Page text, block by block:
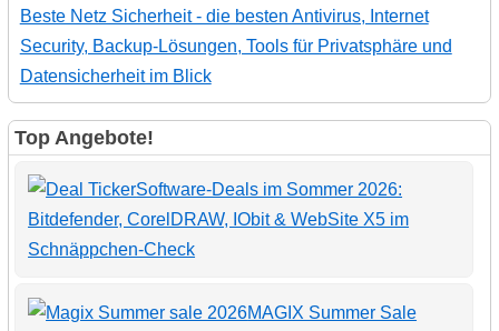
Beste Netz Sicherheit - die besten Antivirus, Internet
Security, Backup-Lösungen, Tools für Privatsphäre und
Datensicherheit im Blick
Top Angebote!
Software-Deals im Sommer 2026:
Bitdefender, CorelDRAW, IObit & WebSite X5 im
Schnäppchen-Check
MAGIX Summer Sale